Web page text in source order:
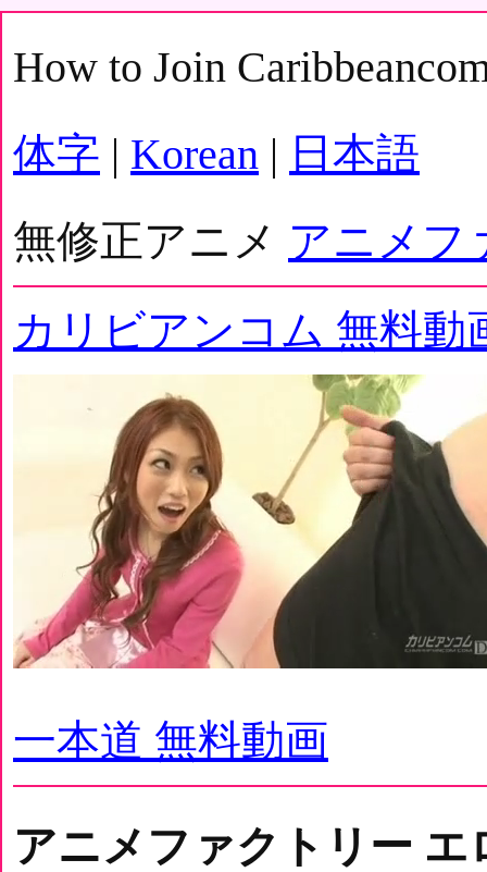
How to Join
体字 | Korean | 日本語
無修正アニメ アニメフ
カリビアンコム 無料動
一本道 無料動画
アニメファクトリー